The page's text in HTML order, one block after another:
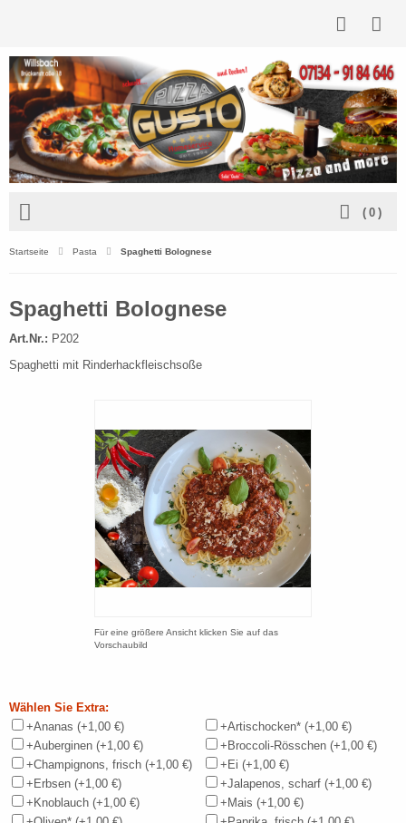
( 0 )
Startseite Pasta Spaghetti Bolognese
Spaghetti Bolognese
Art.Nr.: P202
Spaghetti mit Rinderhackfleischsoße
Für eine größere Ansicht klicken Sie auf das
Vorschaubild
Wählen Sie Extra:
+Ananas (+1,00 €) +Artischocken* (+1,00 €)
+Auberginen (+1,00 €) +Broccoli-Rösschen (+1,00 €)
+Champignons, frisch (+1,00 €) +Ei (+1,00 €)
+Erbsen (+1,00 €) +Jalapenos, scharf (+1,00 €)
+Knoblauch (+1,00 €) +Mais (+1,00 €)